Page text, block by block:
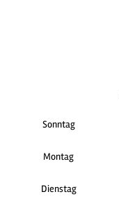
Sonntag
Montag
Dienstag